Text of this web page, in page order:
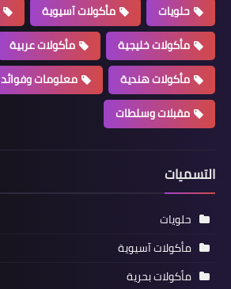
حلويات مأكولات آسيوية
مأكولات خليجية
مأكولات عربية
مأكولات هندية
معلومات وفوائد
مقبلات وسلطات
التسميات
حلويات
مأكولات آسيوية
مأكولات بحرية